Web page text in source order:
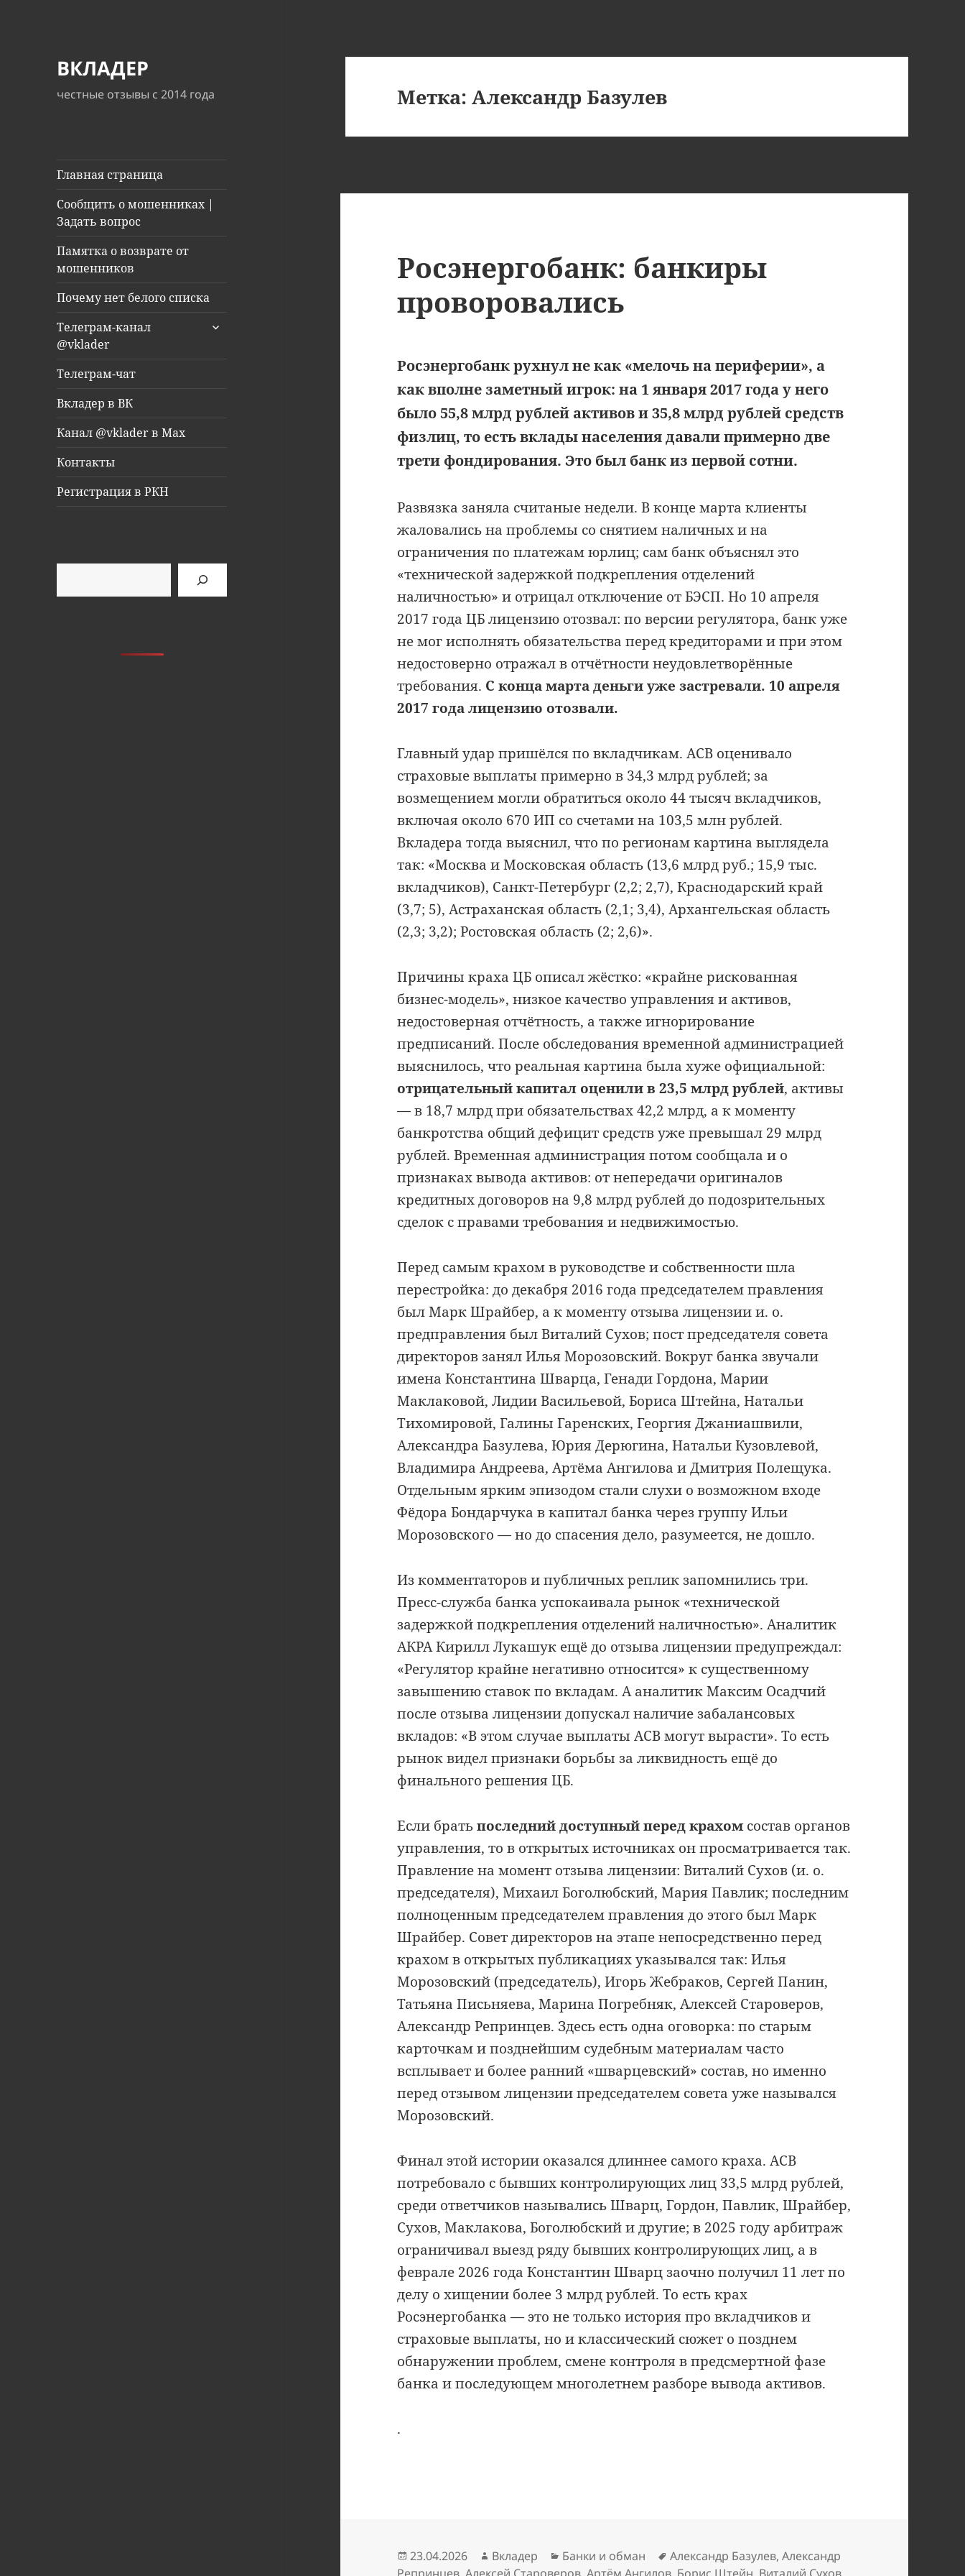
ВКЛАДЕР
честные отзывы с 2014 года
Главная страница
Сообщить о мошенниках |
Задать вопрос
Памятка о возврате от
мошенников
Почему нет белого списка
Телеграм-канал
@vklader
раскрыть
Телеграм-чат
Вкладер в ВК
Канал @vklader в Max
Контакты
Регистрация в РКН
Метка:Александр Базулев
Росэнергобанк: банкиры
проворовались
Росэнергобанк рухнул не как «мелочь на периферии», а
как вполне заметный игрок: на 1 января 2017 года у него
было 55,8 млрд рублей активов и 35,8 млрд рублей средств
физлиц, то есть вклады населения давали примерно две
трети фондирования. Это был банк из первой сотни.
Развязка заняла считаные недели. В конце марта клиенты
жаловались на проблемы со снятием наличных и на
ограничения по платежам юрлиц; сам банк объяснял это
«технической задержкой подкрепления отделений
наличностью» и отрицал отключение от БЭСП. Но 10 апреля
2017 года ЦБ лицензию отозвал: по версии регулятора, банк уже
не мог исполнять обязательства перед кредиторами и при этом
недостоверно отражал в отчётности неудовлетворённые
требования. С конца марта деньги уже застревали. 10 апреля
2017 года лицензию отозвали.
Главный удар пришёлся по вкладчикам. АСВ оценивало
страховые выплаты примерно в 34,3 млрд рублей; за
возмещением могли обратиться около 44 тысяч вкладчиков,
включая около 670 ИП со счетами на 103,5 млн рублей.
Вкладера тогда выяснил, что по регионам картина выглядела
так: «Москва и Московская область (13,6 млрд руб.; 15,9 тыс.
вкладчиков), Санкт-Петербург (2,2; 2,7), Краснодарский край
(3,7; 5), Астраханская область (2,1; 3,4), Архангельская область
(2,3; 3,2); Ростовская область (2; 2,6)».
Причины краха ЦБ описал жёстко: «крайне рискованная
бизнес-модель», низкое качество управления и активов,
недостоверная отчётность, а также игнорирование
предписаний. После обследования временной администрацией
выяснилось, что реальная картина была хуже официальной:
отрицательный капитал оценили в 23,5 млрд рублей, активы
— в 18,7 млрд при обязательствах 42,2 млрд, а к моменту
банкротства общий дефицит средств уже превышал 29 млрд
рублей. Временная администрация потом сообщала и о
признаках вывода активов: от непередачи оригиналов
кредитных договоров на 9,8 млрд рублей до подозрительных
сделок с правами требования и недвижимостью.
Перед самым крахом в руководстве и собственности шла
перестройка: до декабря 2016 года председателем правления
был Марк Шрайбер, а к моменту отзыва лицензии и. о.
предправления был Виталий Сухов; пост председателя совета
директоров занял Илья Морозовский. Вокруг банка звучали
имена Константина Шварца, Генади Гордона, Марии
Маклаковой, Лидии Васильевой, Бориса Штейна, Натальи
Тихомировой, Галины Гаренских, Георгия Джаниашвили,
Александра Базулева, Юрия Дерюгина, Натальи Кузовлевой,
Владимира Андреева, Артёма Ангилова и Дмитрия Полещука.
Отдельным ярким эпизодом стали слухи о возможном входе
Фёдора Бондарчука в капитал банка через группу Ильи
Морозовского — но до спасения дело, разумеется, не дошло.
Из комментаторов и публичных реплик запомнились три.
Пресс-служба банка успокаивала рынок «технической
задержкой подкрепления отделений наличностью». Аналитик
АКРА Кирилл Лукашук ещё до отзыва лицензии предупреждал:
«Регулятор крайне негативно относится» к существенному
завышению ставок по вкладам. А аналитик Максим Осадчий
после отзыва лицензии допускал наличие забалансовых
вкладов: «В этом случае выплаты АСВ могут вырасти». То есть
рынок видел признаки борьбы за ликвидность ещё до
финального решения ЦБ.
Если братьпоследний доступный перед крахом состав органов
управления, то в открытых источниках он просматривается так.
Правление на момент отзыва лицензии: Виталий Сухов (и. о.
председателя), Михаил Боголюбский, Мария Павлик; последним
полноценным председателем правления до этого был Марк
Шрайбер. Совет директоров на этапе непосредственно перед
крахом в открытых публикациях указывался так: Илья
Морозовский (председатель), Игорь Жебраков, Сергей Панин,
Татьяна Письняева, Марина Погребняк, Алексей Староверов,
Александр Репринцев. Здесь есть одна оговорка: по старым
карточкам и позднейшим судебным материалам часто
всплывает и более ранний «шварцевский» состав, но именно
перед отзывом лицензии председателем совета уже назывался
Морозовский.
Финал этой истории оказался длиннее самого краха. АСВ
потребовало с бывших контролирующих лиц 33,5 млрд рублей,
среди ответчиков назывались Шварц, Гордон, Павлик, Шрайбер,
Сухов, Маклакова, Боголюбский и другие; в 2025 году арбитраж
ограничивал выезд ряду бывших контролирующих лиц, а в
феврале 2026 года Константин Шварц заочно получил 11 лет по
делу о хищении более 3 млрд рублей. То есть крах
Росэнергобанка — это не только история про вкладчиков и
страховые выплаты, но и классический сюжет о позднем
обнаружении проблем, смене контроля в предсмертной фазе
банка и последующем многолетнем разборе вывода активов.
.
Опубликовано
23.04.2026 Автор
Вкладер Рубрики
Банки и обман Метки
Александр Базулев,Александр